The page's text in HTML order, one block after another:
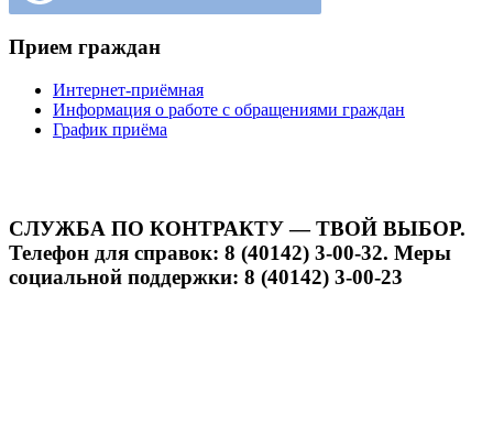
Прием граждан
Интернет-приёмная
Информация о работе с обращениями граждан
График приёма
СЛУЖБА ПО КОНТРАКТУ — ТВОЙ ВЫБОР.
Телефон для справок: 8 (40142) 3-00-32. Меры
социальной поддержки: 8 (40142) 3-00-23